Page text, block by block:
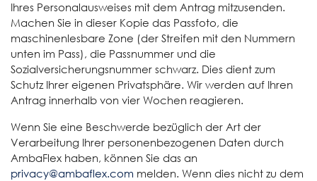
Ihres Personalausweises mit dem Antrag mitzusenden.
Machen Sie in dieser Kopie das Passfoto, die
maschinenlesbare Zone (der Streifen mit den Nummern
unten im Pass), die Passnummer und die
Sozialversicherungsnummer schwarz. Dies dient zum
Schutz Ihrer eigenen Privatsphäre. Wir werden auf Ihren
Antrag innerhalb von vier Wochen reagieren.
Wenn Sie eine Beschwerde bezüglich der Art der
Verarbeitung Ihrer personenbezogenen Daten durch
AmbaFlex haben, können Sie das an
privacy@ambaflex.com melden. Wenn dies nicht zu dem